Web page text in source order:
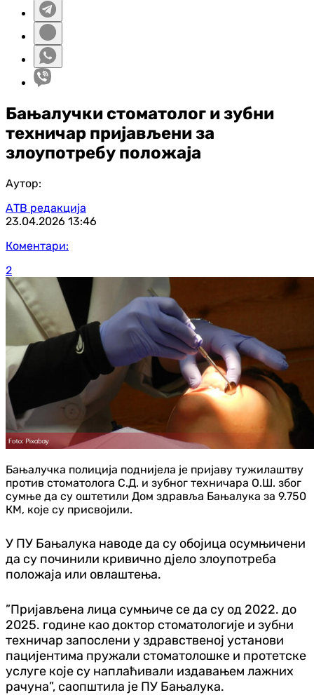
Бањалучки стоматолог и зубни
техничар пријављени за
злоупотребу положаја
Аутор:
АТВ редакција
23.04.2026 13:46
Коментари:
2
Бањалучка полиција поднијела је пријаву тужилаштву
против стоматолога С.Д. и зубног техничара О.Ш. због
сумње да су оштетили Дом здравља Бањалука за 9.750
КМ, које су присвојили.
У ПУ Бањалука наводе да су обојица осумњичени
да су починили кривично дјело злоупотреба
положаја или овлаштења.
”Пријављена лица сумњиче се да су од 2022. до
2025. године као доктор стоматологије и зубни
техничар запослени у здравственој установи
пацијентима пружали стоматолошке и протетске
услуге које су наплаћивали издавањем лажних
рачуна”, саопштила је ПУ Бањалука.